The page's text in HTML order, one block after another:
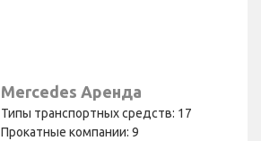
Mercedes Аренда
Типы транспортных средств: 17
Прокатные компании: 9